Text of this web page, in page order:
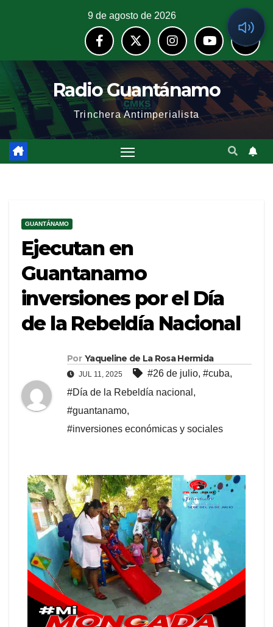
9 de agosto de 2026
Radio Guantánamo
Trinchera Antimperialista
GUANTÁNAMO
Ejecutan en
Guantanamo
inversiones por el Día
de la Rebeldía Nacional
Por Yaqueline de La Rosa Hermida
JUL 11, 2025 #26 de julio, #cuba,
#Día de la Rebeldía nacional ,
#guantanamo,
#inversiones económicas y sociales